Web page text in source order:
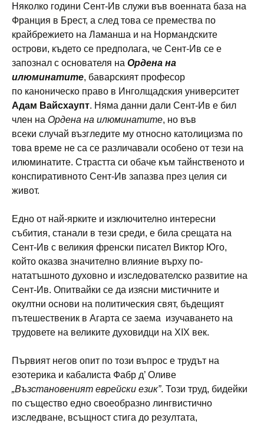
Няколко години Сент-Ив служи във военната база на
Франция в Брест, а след това се премества по
крайбрежието на Ламанша и на Нормандските
острови, където се предполага, че Сент-Ив се е
запознал с основателя на Ордена на
илюминатите, баварският професор
по каноническо право в Инголщадския университет
Адам Вайсхаупт. Няма данни дали Сент-Ив е бил
член на Ордена на илюминатите, но във
всеки случай възгледите му относно католицизма по
това време не са се различавали особено от тези на
илюминатите. Страстта си обаче към тайнственото и
конспиративното Сент-Ив запазва през целия си
живот.
Едно от най-ярките и изключително интересни
събития, станали в тези среди, е била срещата на
Сент-Ив с великия френски писател Виктор Юго,
който оказва значително влияние върху по-
нататъшното духовно и изследователско развитие на
Сент-Ив. Опитвайки се да изясни мистичните и
окултни основи на политическия свят, бъдещият
пътешественик в Агарта се заема изучаването на
трудовете на великите духовидци на XIX век.
Първият негов опит по този въпрос е трудът на
езотерика и кабалиста Фабр д’ Оливе
„Възстановеният еврейски език”. Този труд, бидейки
по същество едно своеобразно лингвистично
изследване, всъщност стига до резултата,